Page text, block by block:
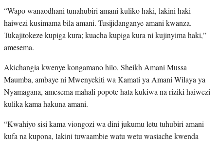
“Wapo wanaodhani tunahubiri amani kuliko haki, lakini haki
haiwezi kusimama bila amani. Tusijidanganye amani kwanza.
Tukajitokeze kupiga kura; kuacha kupiga kura ni kujinyima haki,”
amesema.
Akichangia kwenye kongamano hilo, Sheikh Amani Mussa
Maumba, ambaye ni Mwenyekiti wa Kamati ya Amani Wilaya ya
Nyamagana, amesema mahali popote hata kukiwa na riziki haiwezi
kulika kama hakuna amani.
“Kwahiyo sisi kama viongozi wa dini jukumu letu tuhubiri amani
kufa na kupona, lakini tuwaambie watu wetu wasiache kwenda